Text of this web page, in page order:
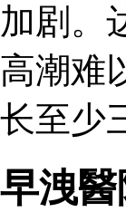
加剧。
高潮难
长至少
早洩